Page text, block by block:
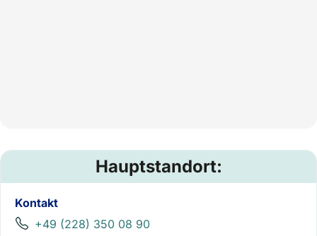
Hauptstandort:
Kontakt
+49 (228) 350 08 90